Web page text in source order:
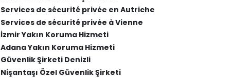
Services de sécurité privée en Autriche
Services de sécurité privée à Vienne
İzmir Yakın Koruma Hizmeti
Adana Yakın Koruma Hizmeti
Güvenlik Şirketi Denizli
Nişantaşı Özel Güvenlik Şirketi